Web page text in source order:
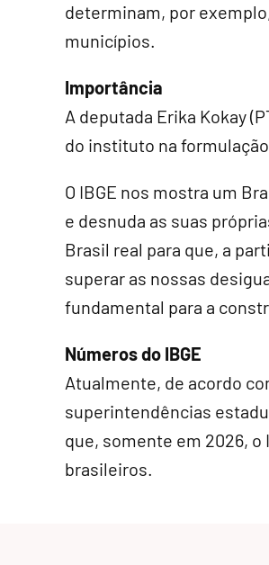
determinam, por
municípios.
Importância
A deputada Erika Kokay
do instituto na
O IBGE nos mostra um
e desnuda as suas
Brasil real para que, a
superar as nossas
fundamental para a
Números do IBGE
Atualmente, de acordo
superintendências
que, somente em 2026, o
brasileiros.